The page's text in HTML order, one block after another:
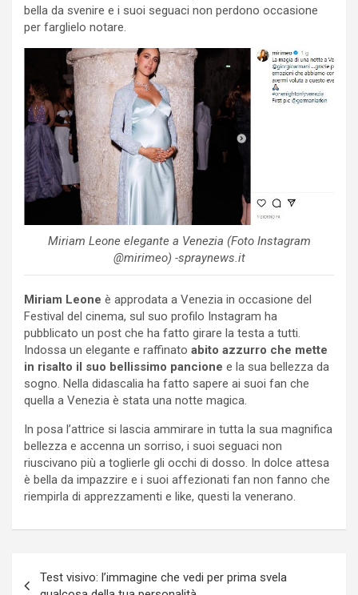
bella da svenire e i suoi seguaci non perdono occasione
per farglielo notare.
Miriam Leone elegante a Venezia (Foto Instagram
@mirimeo) -spraynews.it
Miriam Leone è approdata a Venezia in occasione del
Festival del cinema, sul suo profilo Instagram ha
pubblicato un post che ha fatto girare la testa a tutti.
Indossa un elegante e raffinato abito azzurro che mette
in risalto il suo bellissimo pancione e la sua bellezza da
sogno. Nella didascalia ha fatto sapere ai suoi fan che
quella a Venezia è stata una notte magica.
In posa l’attrice si lascia ammirare in tutta la sua magnifica
bellezza e accenna un sorriso, i suoi seguaci non
riuscivano più a toglierle gli occhi di dosso. In dolce attesa
è bella da impazzire e i suoi affezionati fan non fanno che
riempirla di apprezzamenti e like, questi la venerano.
Test visivo: l’immagine che vedi per prima svela